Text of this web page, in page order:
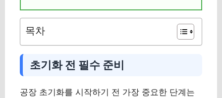
목차
초기화 전 필수 준비
공장 초기화를 시작하기 전 가장 중요한 단계는